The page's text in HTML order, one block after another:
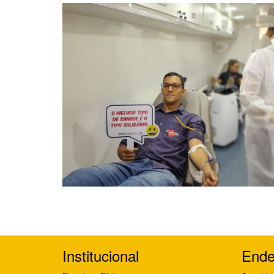
Institucional